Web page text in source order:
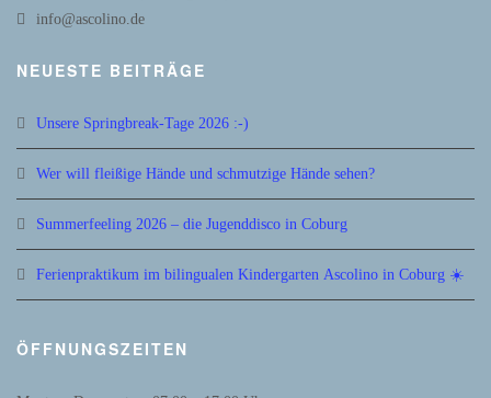
info@ascolino.de
NEUESTE BEITRÄGE
Unsere Springbreak-Tage 2026 :-)
Wer will fleißige Hände und schmutzige Hände sehen?
Summerfeeling 2026 – die Jugenddisco in Coburg
Ferienpraktikum im bilingualen Kindergarten Ascolino in Coburg ☀️
ÖFFNUNGSZEITEN